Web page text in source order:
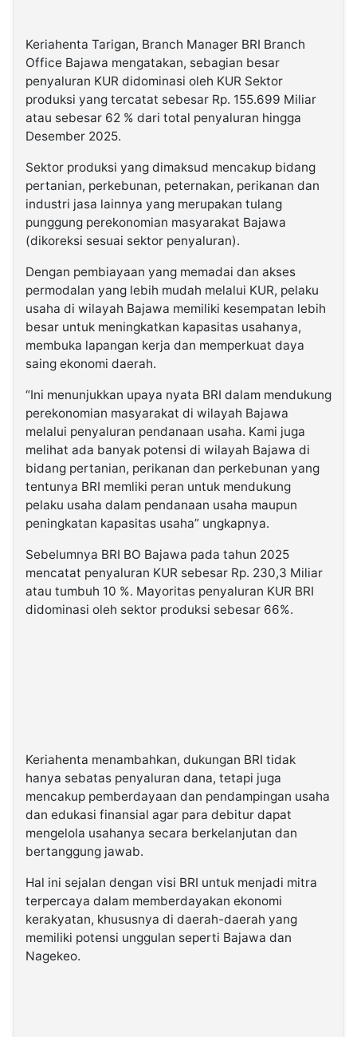
Keriahenta Tarigan, Branch Manager BRI Branch
Office Bajawa mengatakan, sebagian besar
penyaluran KUR didominasi oleh KUR Sektor
produksi yang tercatat sebesar Rp. 155.699 Miliar
atau sebesar 62 % dari total penyaluran hingga
Desember 2025.
Sektor produksi yang dimaksud mencakup bidang
pertanian, perkebunan, peternakan, perikanan dan
industri jasa lainnya yang merupakan tulang
punggung perekonomian masyarakat Bajawa
(dikoreksi sesuai sektor penyaluran).
Dengan pembiayaan yang memadai dan akses
permodalan yang lebih mudah melalui KUR, pelaku
usaha di wilayah Bajawa memiliki kesempatan lebih
besar untuk meningkatkan kapasitas usahanya,
membuka lapangan kerja dan memperkuat daya
saing ekonomi daerah.
“Ini menunjukkan upaya nyata BRI dalam mendukung
perekonomian masyarakat di wilayah Bajawa
melalui penyaluran pendanaan usaha. Kami juga
melihat ada banyak potensi di wilayah Bajawa di
bidang pertanian, perikanan dan perkebunan yang
tentunya BRI memliki peran untuk mendukung
pelaku usaha dalam pendanaan usaha maupun
peningkatan kapasitas usaha” ungkapnya.
Sebelumnya BRI BO Bajawa pada tahun 2025
mencatat penyaluran KUR sebesar Rp. 230,3 Miliar
atau tumbuh 10 %. Mayoritas penyaluran KUR BRI
didominasi oleh sektor produksi sebesar 66%.
Keriahenta menambahkan, dukungan BRI tidak
hanya sebatas penyaluran dana, tetapi juga
mencakup pemberdayaan dan pendampingan usaha
dan edukasi finansial agar para debitur dapat
mengelola usahanya secara berkelanjutan dan
bertanggung jawab.
Hal ini sejalan dengan visi BRI untuk menjadi mitra
terpercaya dalam memberdayakan ekonomi
kerakyatan, khususnya di daerah-daerah yang
memiliki potensi unggulan seperti Bajawa dan
Nagekeo.